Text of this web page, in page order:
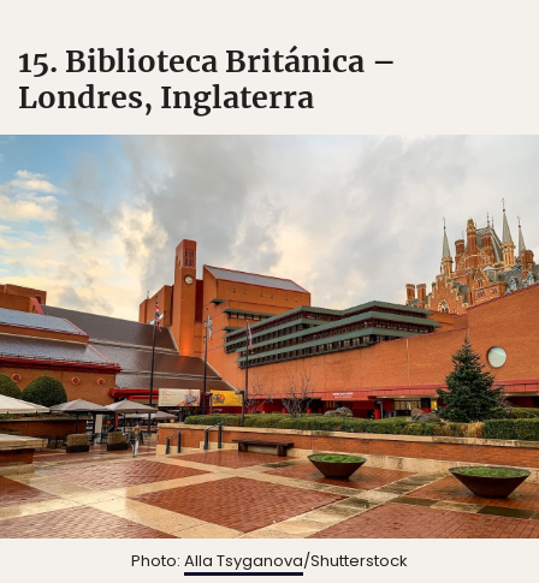
15. Biblioteca Británica –
Londres, Inglaterra
Photo: Alla Tsyganova/Shutterstock